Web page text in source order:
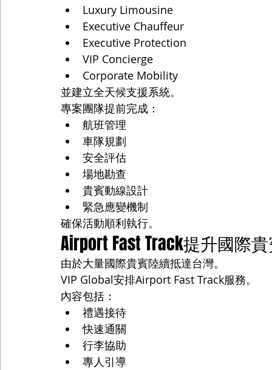
Luxury Limousine
Executive Chauffeur
Executive Protection
VIP Concierge
Corporate Mobility
並建立全天候支援系統。
專案團隊提前完成：
航班管理
車隊規劃
安全評估
場地勘查
貴賓動線設計
緊急應變機制
確保活動順利執行。
Airport Fast Track提升國際
由於大量國際貴賓陸續抵達台灣。
VIP Global安排Airport Fast Track服務。
內容包括：
禮遇接待
快速通關
行李協助
專人引導